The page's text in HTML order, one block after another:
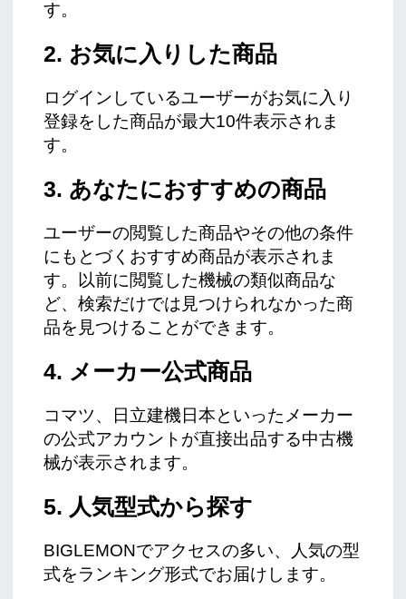
す。
2. お気に入りした商品
ログインしているユーザーがお気に入り
登録をした商品が最大10件表示されま
す。
3. あなたにおすすめの商品
ユーザーの閲覧した商品やその他の条件
にもとづくおすすめ商品が表示されま
す。以前に閲覧した機械の類似商品な
ど、検索だけでは見つけられなかった商
品を見つけることができます。
4. メーカー公式商品
コマツ、日立建機日本といったメーカー
の公式アカウントが直接出品する中古機
械が表示されます。
5. 人気型式から探す
BIGLEMONでアクセスの多い、人気の型
式をランキング形式でお届けします。